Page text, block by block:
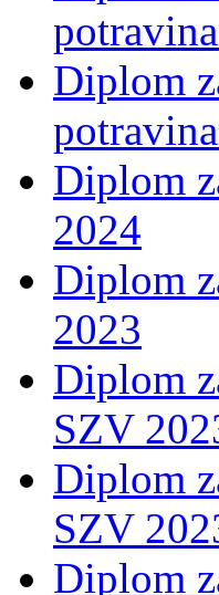
Diplom
Diplom
2024
Diplom
2023
Diplom
SZV
Diplom
SZV
Diplom